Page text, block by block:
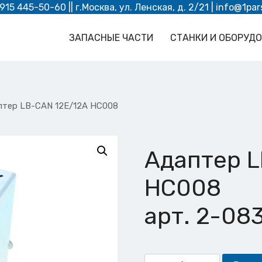
445-50-60 || г.Москва, ул. Ленская, д. 2/21 |
ЗАПАСНЫЕ ЧАСТИ СТАНКИ И
LB-CAN 12E/12A HC008
Адаптер
HC008
арт. 2-